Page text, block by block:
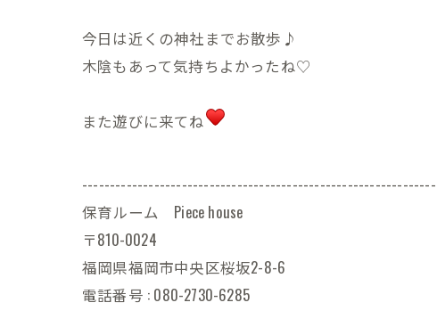
今日は近くの神社までお散歩♪
木陰もあって気持ちよかったね♡
また遊びに来てね
保育ルーム Piece house
〒810-0024
福岡県福岡市中央区桜坂2-8-6
電話番号 : 080-2730-6285